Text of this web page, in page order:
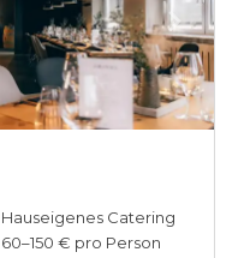
Hauseigenes Catering
60–150 € pro Person